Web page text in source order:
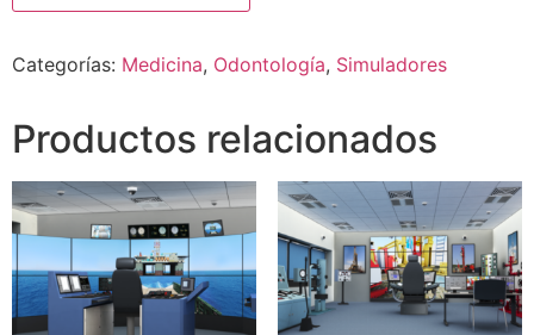
Categorías: Medicina, Odontología, Simuladores
Productos relacionados